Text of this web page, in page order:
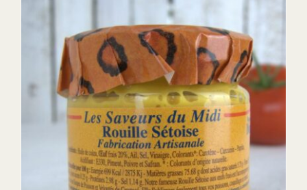
DETAILS